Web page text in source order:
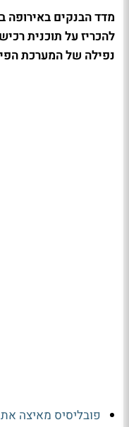
מדד הבנקים באירופה
להכריז על תוכנית
נפילה של המערכת